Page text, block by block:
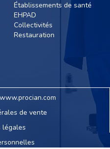
Établissements de santé
EHPAD
Collectivités
Restauration
de vente
légales